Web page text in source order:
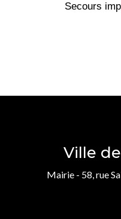
Secours
Ville
Mairie - 58, rue